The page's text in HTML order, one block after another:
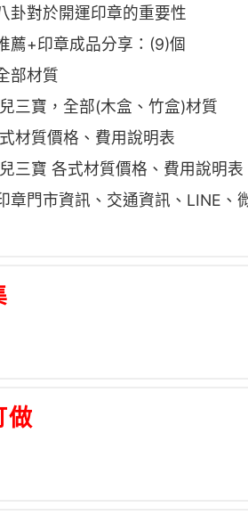
卦對於開運印章的重要性
薦+印章成品分享：(9)個
部材質
三寶，全部(木盒、竹盒)材質
材質價格、費用說明表
三寶 各式材質價格、費用說明表
章門市資訊、交通資訊、LINE、
做